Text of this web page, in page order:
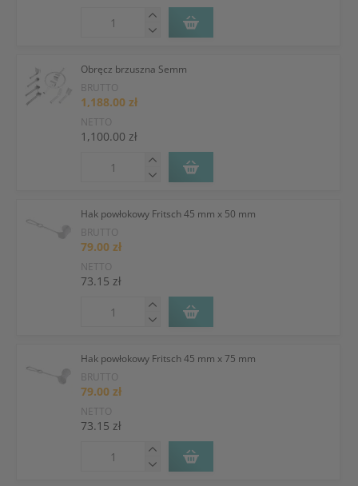
Obręcz brzuszna Semm
BRUTTO
1,188.00 zł
NETTO
1,100.00 zł
Hak powłokowy Fritsch 45 mm x 50 mm
BRUTTO
79.00 zł
NETTO
73.15 zł
Hak powłokowy Fritsch 45 mm x 75 mm
BRUTTO
79.00 zł
NETTO
73.15 zł